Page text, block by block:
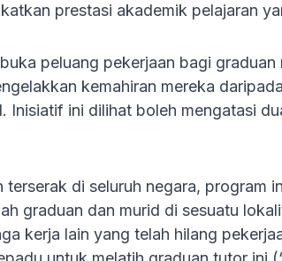
prestasi akademik pelajaran
peluang pekerjaan bagi
kemahiran mereka
Inisiatif ini dilihat boleh mengatasi
di seluruh negara, program
graduan dan murid di sesuatu
kerja lain yang telah hilang